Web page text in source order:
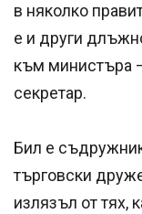
в няколко
е и други
към министъра
секретар.
Бил е
търговски
излязъл от тях,